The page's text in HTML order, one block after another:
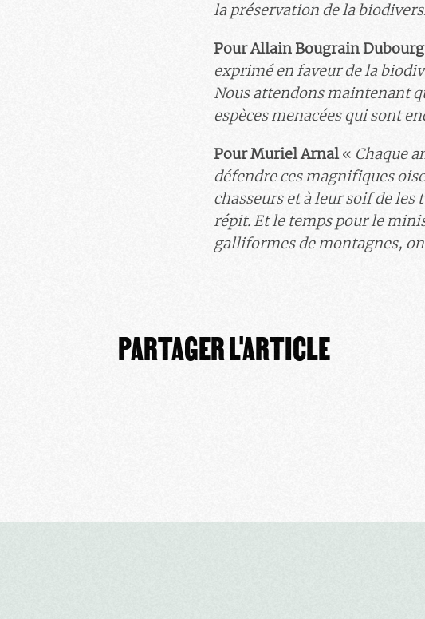
la préservation de la
Pour Allain Bougrain Dubourg
exprimé en faveur de la
Nous attendons maintenant
espèces menacées qui sont
Pour Muriel Arnal« Chaque
défendre ces magnifiques
chasseurs et à leur soif de
répit. Et le temps pour le
galliformes de montagnes,
PARTAGER L'ARTICLE